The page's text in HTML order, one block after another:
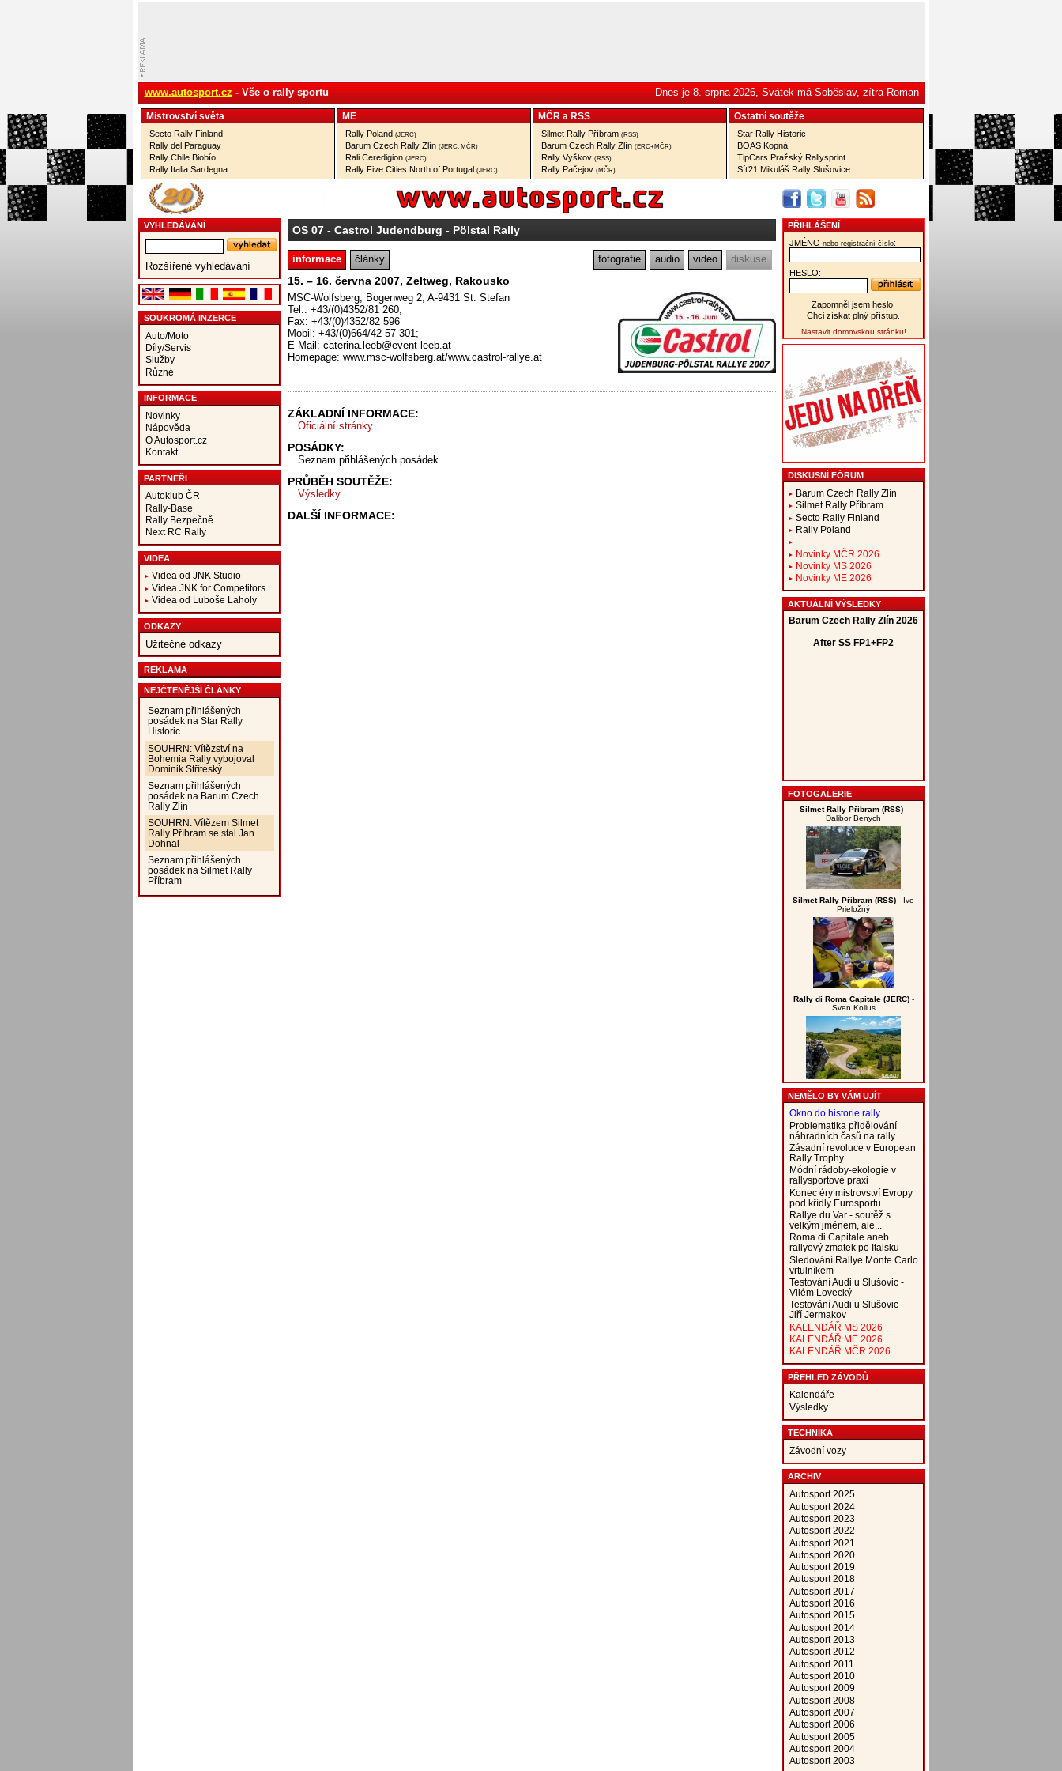
www.autosport.cz - Vše o rally sportu Dnes je 8. srpna 2026, Svátek má Soběslav, zítra Roman
Mistrovství­ světa
Secto Rally Finland
Rally del Paraguay
Rally Chile Biobío
Rally Italia Sardegna
ME
Rally Poland (JERC)
Barum Czech Rally Zlín (JERC, MČR)
Rali Ceredigion (JERC)
Rally Five Cities North of Portugal (JERC)
MČR a RSS
Silmet Rally Příbram (RSS)
Barum Czech Rally Zlín (ERC+MČR)
Rally Vyškov (RSS)
Rally Pačejov (MČR)
Ostatní­ soutěže
Star Rally Historic
BOAS Kopná
TipCars Pražský Rallysprint
Síť21 Mikuláš Rally Slušovice
VYHLEDÁVÁNÍ
Rozšířené vyhledávání
SOUKROMÁ INZERCE
Auto/Moto
Díly/Servis
Služby
Různé
INFORMACE
Novinky
Nápověda
O Autosport.cz
Kontakt
PARTNEŘI
Autoklub ČR
Rally-Base
Rally Bezpečně
Next RC Rally
VIDEA
Videa od JNK Studio
Videa JNK for Competitors
Videa od Luboše Laholy
ODKAZY
Užitečné odkazy
REKLAMA
NEJČTENĚJŠÍ ČLÁNKY
Seznam přihlášených
posádek na Star Rally
Historic
SOUHRN: Vítězství na
Bohemia Rally vybojoval
Dominik Stříteský
Seznam přihlášených
posádek na Barum Czech
Rally Zlín
SOUHRN: Vítězem Silmet
Rally Příbram se stal Jan
Dohnal
Seznam přihlášených
posádek na Silmet Rally
Příbram
OS 07- Castrol Judendburg - Pölstal Rally
informace články fotografie audio video diskuse
15. – 16. června 2007, Zeltweg, Rakousko
MSC-Wolfsberg, Bogenweg 2, A-9431 St. Stefan
Tel.: +43/(0)4352/81 260;
Fax: +43/(0)4352/82 596
Mobil: +43/(0)664/42 57 301;
E-Mail: caterina.leeb@event-leeb.at
Homepage: www.msc-wolfsberg.at/www.castrol-rallye.at
ZÁKLADNÍ INFORMACE:
Oficiální stránky
POSÁDKY:
Seznam přihlášených posádek
PRŮBĚH SOUTĚŽE:
Výsledky
DALŠÍ INFORMACE:
PŘIHLÁŠENÍ
JMÉNO nebo registrační číslo:
HESLO:
Zapomněl jsem heslo.
Chci získat plný přístup.
Nastavit domovskou stránku!
DISKUSNÍ FÓRUM
Barum Czech Rally Zlín
Silmet Rally Příbram
Secto Rally Finland
Rally Poland
---
Novinky MČR 2026
Novinky MS 2026
Novinky ME 2026
AKTUÁLNÍ VÝSLEDKY
FOTOGALERIE
Silmet Rally Příbram (RSS)-
Dalibor Benych
Silmet Rally Příbram (RSS) - Ivo
Prieložný
Rally di Roma Capitale (JERC)-
Sven Kollus
NEMĚLO BY VÁM UJÍT
Okno do historie rally
Problematika přidělování
náhradních časů na rally
Zásadní revoluce v European
Rally Trophy
Módní rádoby-ekologie v
rallysportové praxi
Konec éry mistrovství Evropy
pod křídly Eurosportu
Rallye du Var - soutěž s
velkým jménem, ale...
Roma di Capitale aneb
rallyový zmatek po Italsku
Sledování Rallye Monte Carlo
vrtulníkem
Testování Audi u Slušovic -
Vilém Lovecký
Testování Audi u Slušovic -
Jiří Jermakov
KALENDÁŘ MS 2026
KALENDÁŘ ME 2026
KALENDÁŘ MČR 2026
PŘEHLED ZÁVODŮ
Kalendáře
Výsledky
TECHNIKA
Závodní vozy
ARCHIV
Autosport 2025
Autosport 2024
Autosport 2023
Autosport 2022
Autosport 2021
Autosport 2020
Autosport 2019
Autosport 2018
Autosport 2017
Autosport 2016
Autosport 2015
Autosport 2014
Autosport 2013
Autosport 2012
Autosport 2011
Autosport 2010
Autosport 2009
Autosport 2008
Autosport 2007
Autosport 2006
Autosport 2005
Autosport 2004
Autosport 2003